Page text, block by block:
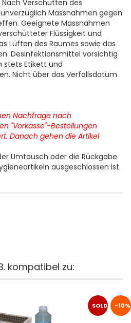
Verschütten des
Massnahmen gegen
Geeignete Massnahmen
Flüssigkeit und
Lüften des Raumes sowie das
Desinfektionsmittel vorsichtig
stets Etikett und
Nicht über das Verfallsdatum
Nachfrage nach
"Vorkasse"-Bestellungen
Danach gehen die Artikel
Umtausch oder die Rückgabe
ausgeschlossen ist.
kompatibel zu:
SOLD -10%